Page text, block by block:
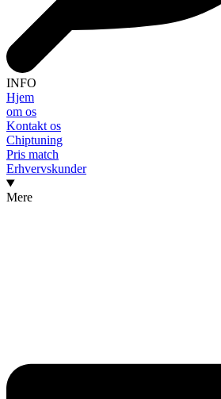
INFO
Hjem
om os
Kontakt os
Chiptuning
Pris match
Erhvervskunder
Mere